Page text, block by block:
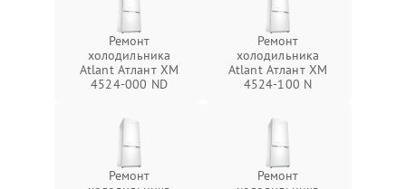
Ремонт
холодильника
Atlant Атлант ХМ
4524-000 ND
Ремонт
холодильника
Atlant Атлант ХМ
4524-100 N
Ремонт
Ремонт